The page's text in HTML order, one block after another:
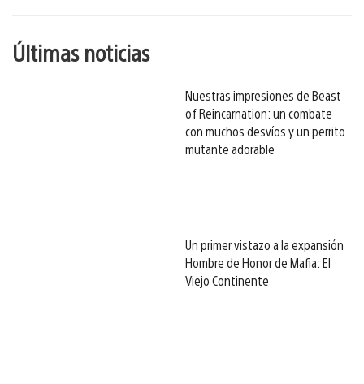
Últimas noticias
Nuestras impresiones de Beast
of Reincarnation: un combate
con muchos desvíos y un perrito
mutante adorable
Un primer vistazo a la expansión
Hombre de Honor de Mafia: El
Viejo Continente